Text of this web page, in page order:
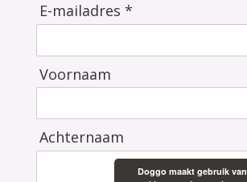
E-mailadres *
Voornaam
Achternaam
Doggo maakt gebruik van